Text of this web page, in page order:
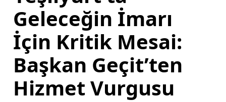
Geleceğin İmarı
İçin Kritik Mesai:
Başkan Geçit’ten
Hizmet Vurgusu